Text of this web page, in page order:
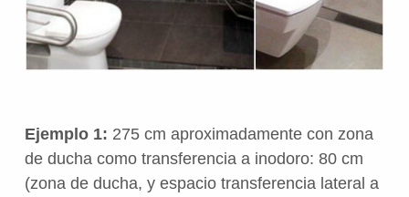
Ejemplo 1: 275 cm aproximadamente con zona
de ducha como transferencia a inodoro: 80 cm
(zona de ducha, y espacio transferencia lateral a